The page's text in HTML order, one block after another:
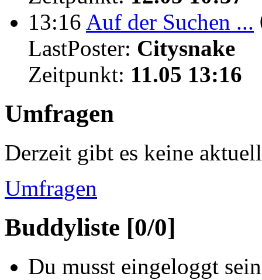
13:16 Auf der Suchen ...
LastPoster: Citysnake
Zeitpunkt: 11.05 13:16
Umfragen
Derzeit gibt es keine
Umfragen
Buddyliste [0/0]
Du musst eingeloggt